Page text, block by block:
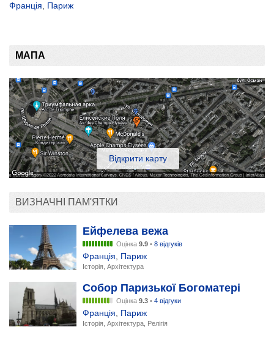
Франція Париж
МАПА
Відкрити карту
ВИЗНАЧНІ ПАМ'ЯТКИ
Ейфелева вежа
Оцінка 9.9 • 8 відгуків
Франція Париж
Історія, Архітектура
Собор Паризької Богоматері
Оцінка 9.3 • 4 відгуки
Франція Париж
Історія, Архітектура, Релігія